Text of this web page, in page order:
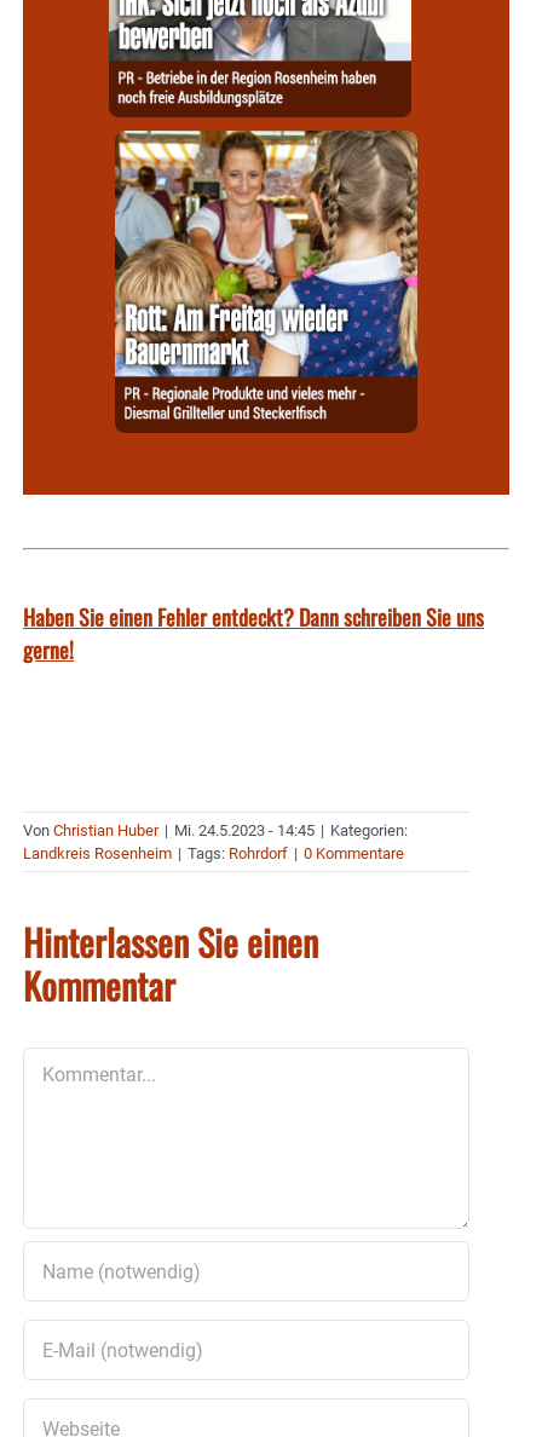
Haben Sie einen Fehler entdeckt? Dann schreiben Sie uns
gerne!
Von Christian Huber | Mi. 24.5.2023 - 14:45 | Kategorien:
Landkreis Rosenheim | Tags: Rohrdorf | 0 Kommentare
Hinterlassen Sie einen
Kommentar